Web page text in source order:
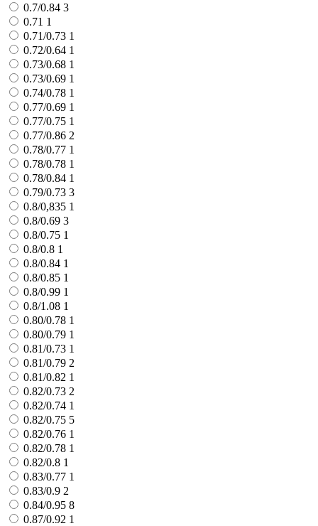
0.7/0.84 3
0.71 1
0.71/0.73 1
0.72/0.64 1
0.73/0.68 1
0.73/0.69 1
0.74/0.78 1
0.77/0.69 1
0.77/0.75 1
0.77/0.86 2
0.78/0.77 1
0.78/0.78 1
0.78/0.84 1
0.79/0.73 3
0.8/0,835 1
0.8/0.69 3
0.8/0.75 1
0.8/0.8 1
0.8/0.84 1
0.8/0.85 1
0.8/0.99 1
0.8/1.08 1
0.80/0.78 1
0.80/0.79 1
0.81/0.73 1
0.81/0.79 2
0.81/0.82 1
0.82/0.73 2
0.82/0.74 1
0.82/0.75 5
0.82/0.76 1
0.82/0.78 1
0.82/0.8 1
0.83/0.77 1
0.83/0.9 2
0.84/0.95 8
0.87/0.92 1